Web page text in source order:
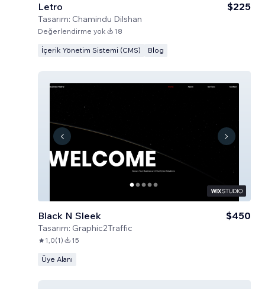
Letro
Tasarım: Chamindu Dilshan
$225
Değerlendirme yok 18
İçerik Yönetim Sistemi (CMS) Blog
Black N Sleek
Tasarım: Graphic2Traffic
$450
1,0(1) 15
Üye Alanı